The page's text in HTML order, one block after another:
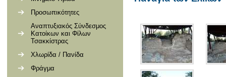
Προσωπικότητες
Αναπτυξιακός Σύνδεσμος
Κατοίκων και Φίλων
Τσακκίστρας
Χλωρίδα / Πανίδα
Φράγμα